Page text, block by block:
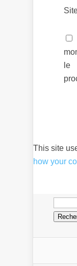
le
This site
how your